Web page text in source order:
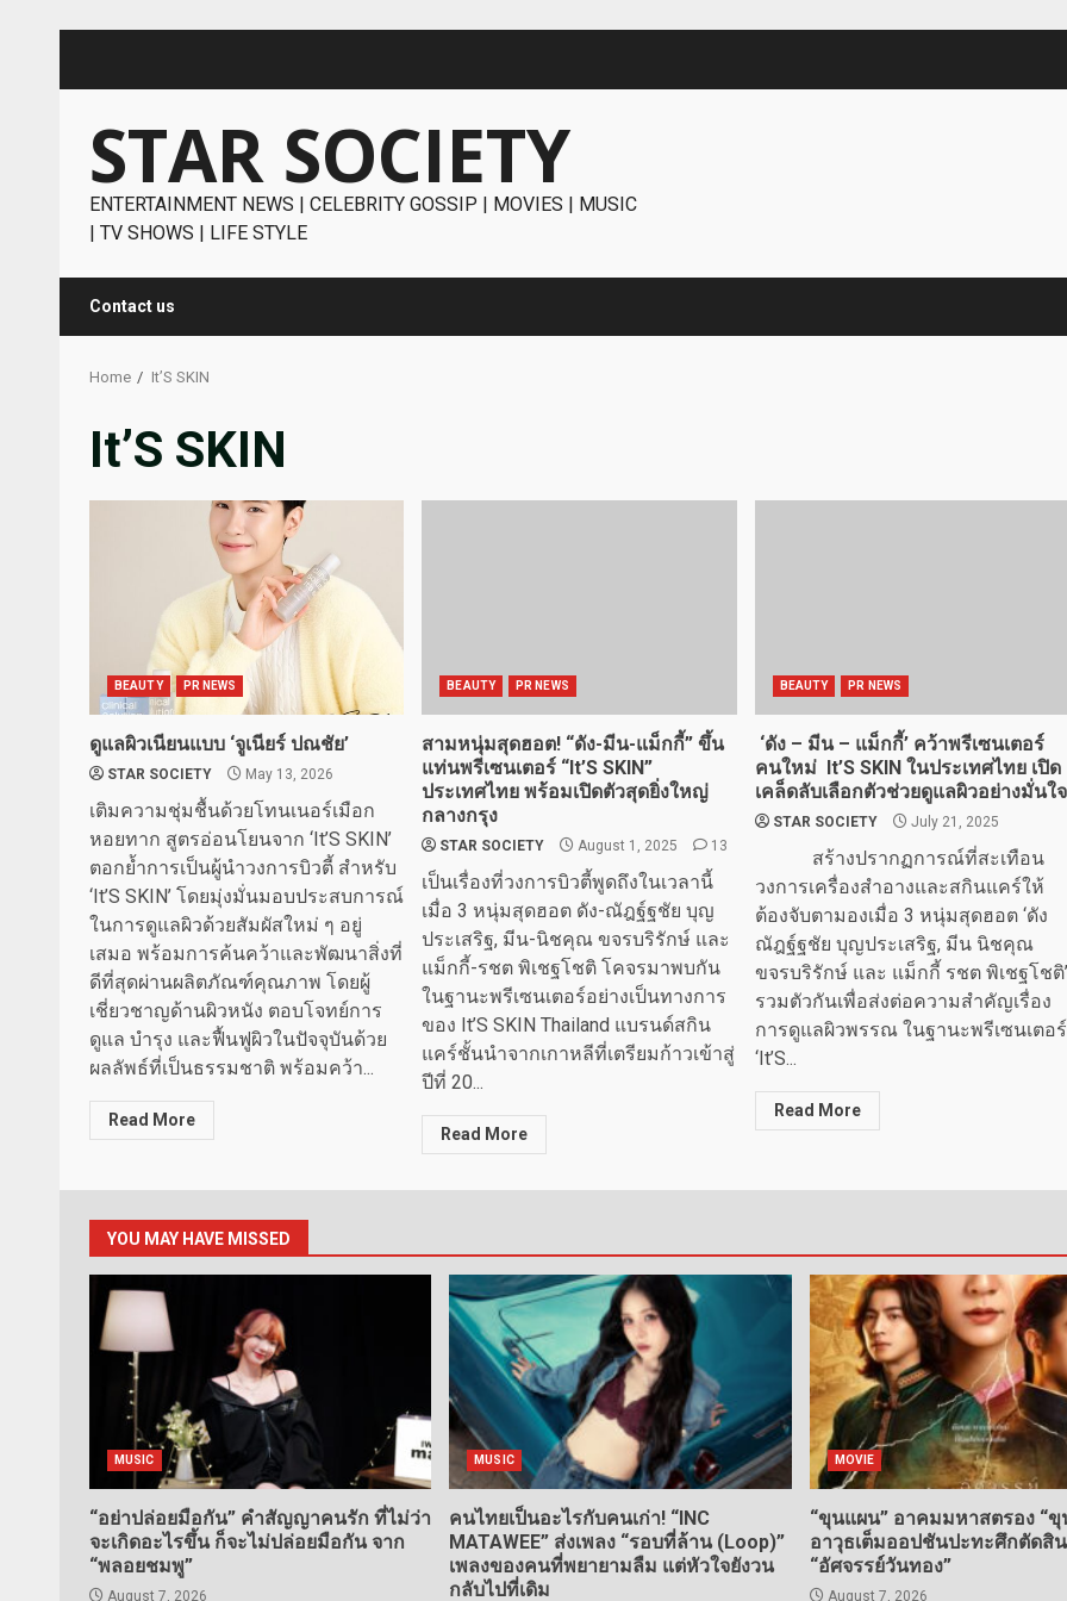
STAR SOCIETY
ENTERTAINMENT NEWS | CELEBRITY GOSSIP | MOVIES | MUSIC
| TV SHOWS | LIFE STYLE
Contact us
Home It’S SKIN
It’S SKIN
BEAUTY PR NEWS
ดูแลผิวเนียนแบบ ‘จูเนียร์ ปณชัย’
STAR SOCIETY May 13, 2026
เติมความชุ่มชื้นด้วยโทนเนอร์เมือก
หอยทาก สูตรอ่อนโยนจาก ‘It’S SKIN’
ตอกย้ำการเป็นผู้นำวงการบิวตี้ สำหรับ
‘It’S SKIN’ โดยมุ่งมั่นมอบประสบการณ์
ในการดูแลผิวด้วยสัมผัสใหม่ ๆ อยู่
เสมอ พร้อมการค้นคว้าและพัฒนาสิ่งที่
ดีที่สุดผ่านผลิตภัณฑ์คุณภาพ โดยผู้
เชี่ยวชาญด้านผิวหนัง ตอบโจทย์การ
ดูแล บำรุง และฟื้นฟูผิวในปัจจุบันด้วย
ผลลัพธ์ที่เป็นธรรมชาติ พร้อมคว้า...
Read More
BEAUTY PR NEWS
สามหนุ่มสุดฮอต! “ดัง-มีน-แม็กกี้” ขึ้น
แท่นพรีเซนเตอร์ “It’S SKIN”
ประเทศไทย พร้อมเปิดตัวสุดยิ่งใหญ่
กลางกรุง
STAR SOCIETY August 1, 2025 13
เป็นเรื่องที่วงการบิวตี้พูดถึงในเวลานี้
เมื่อ 3 หนุ่มสุดฮอต ดัง-ณัฎฐ์ฐชัย บุญ
ประเสริฐ, มีน-นิชคุณ ขจรบริรักษ์ และ
แม็กกี้-รชต พิเชฐโชติ โคจรมาพบกัน
ในฐานะพรีเซนเตอร์อย่างเป็นทางการ
ของ It’S SKIN Thailand แบรนด์สกิน
แคร์ชั้นนำจากเกาหลีที่เตรียมก้าวเข้าสู่
ปีที่ 20...
Read More
BEAUTY PR NEWS
‘ดัง – มีน – แม็กกี้’ คว้าพรีเซนเตอร์
คนใหม่ It’S SKIN ในประเทศไทย เปิด
เคล็ดลับเลือกตัวช่วยดูแลผิวอย่างมั่นใจ
STAR SOCIETY July 21, 2025
สร้างปรากฏการณ์ที่สะเทือน
วงการเครื่องสำอางและสกินแคร์ให้
ต้องจับตามองเมื่อ 3 หนุ่มสุดฮอต ‘ดัง
ณัฎฐ์ฐชัย บุญประเสริฐ, มีน นิชคุณ
ขจรบริรักษ์ และ แม็กกี้ รชต พิเชฐโชติ’
รวมตัวกันเพื่อส่งต่อความสำคัญเรื่อง
การดูแลผิวพรรณ ในฐานะพรีเซนเตอร์
‘It’S...
Read More
YOU MAY HAVE MISSED
MUSIC
“อย่าปล่อยมือกัน” คำสัญญาคนรัก ที่ไม่ว่า
จะเกิดอะไรขึ้น ก็จะไม่ปล่อยมือกัน จาก
“พลอยชมพู”
August 7, 2026
MUSIC
คนไทยเป็นอะไรกับคนเก่า! “INC
MATAWEE” ส่งเพลง “รอบที่ล้าน (Loop)”
เพลงของคนที่พยายามลืม แต่หัวใจยังวน
กลับไปที่เดิม
MOVIE
“ขุนแผน” อาคมมหาสตรอง “ขุ
อาวุธเต็มออปชันปะทะศึกตัดสิ
“อัศจรรย์วันทอง”
August 7, 2026